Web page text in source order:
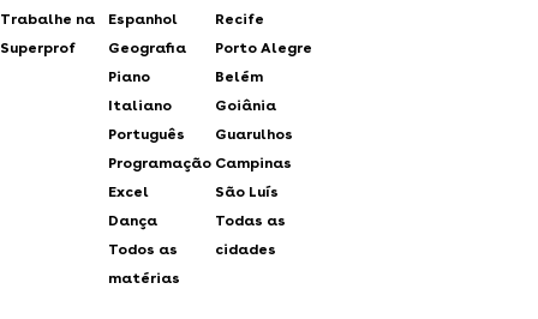
Trabalhe na
Superprof
Espanhol
Geografia
Piano
Italiano
Português
Programação
Excel
Dança
Todos as
matérias
Recife
Porto Alegre
Belém
Goiânia
Guarulhos
Campinas
São Luís
Todas as
cidades